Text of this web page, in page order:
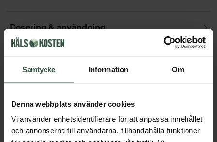
Samtycke Information Om
Denna webbplats använder cookies
Vi använder enhetsidentifierare för att anpassa innehållet
och annonserna till användarna, tillhandahålla funktioner
Dosering & användning
Får vi föreslå